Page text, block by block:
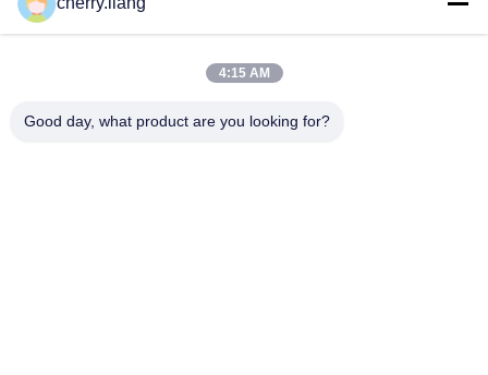
ติดต่อเรา
ข่าว
4:15 AM
Good day, what product are you looking for?